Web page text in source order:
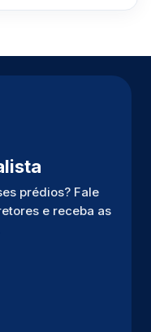
prédios? Fale
e receba as